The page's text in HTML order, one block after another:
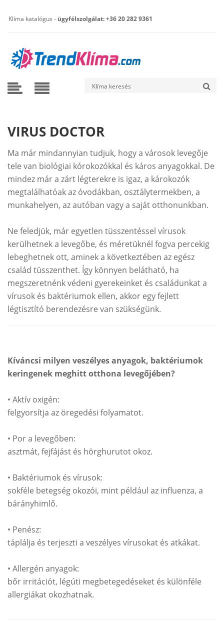
Klíma katalógus - ügyfélszolgálat: +36 20 282 9361
VIRUS DOCTOR
Ma már mindannyian tudjuk, hogy a városok levegője
tele van biológiai kórokozókkal és káros anyagokkal. De
mindez már a zárt légterekre is igaz, a károkozók
megtalálhatóak az óvodákban, osztálytermekben, a
munkahelyen, az autóban vagy a saját otthonunkban.
Ne feledjük, már egyetlen tüsszentéssel vírusok
kerülhetnek a levegőbe, és méretüknél fogva percekig
lebeghetnek ott, aminek a következtében az egész
család tüsszenthet. Így könnyen belátható, ha
megszeretnénk védeni gyerekeinket és családunkat a
vírusok és baktériumok ellen, akkor egy fejlett
légtisztító berendezésre van szükségünk.
Kíváncsi milyen veszélyes anyagok, baktériumok
keringenek meghitt otthona levegőjében?
• Aktív oxigén:
felgyorsítja az öregedési folyamatot.
• Por a levegőben:
asztmát, fejfájást és hörghurutot okoz.
• Baktériumok és vírusok:
sokféle betegség okozói, mint például az influenza, a
bárányhimlő.
• Penész:
táplálja és terjeszti a veszélyes vírusokat és atkákat.
• Allergén anyagok:
bőr irritációt, légúti megbetegedéseket és különféle
allergiákat okozhatnak.